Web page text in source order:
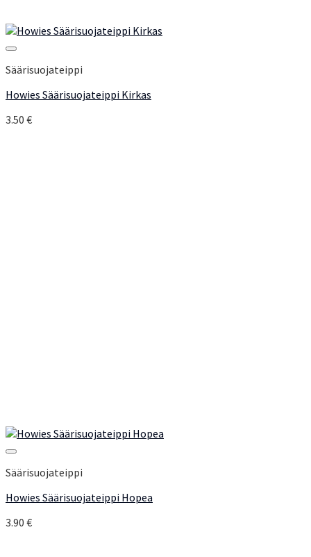
Säärisuojateippi
Howies Säärisuojateippi Kirkas
3.50 €
Säärisuojateippi
Howies Säärisuojateippi Hopea
3.90 €